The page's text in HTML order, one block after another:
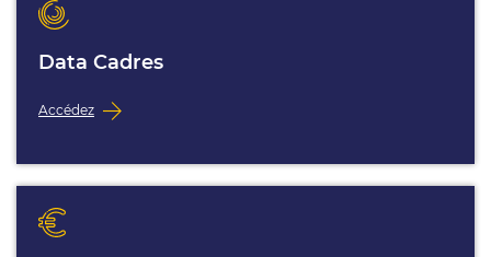
Data Cadres
Accédez